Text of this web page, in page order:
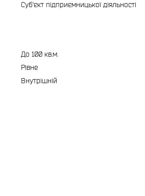
Суб'єкт підприємницької діяльності
До 100 кв.м.
Рівне
Внутрішній